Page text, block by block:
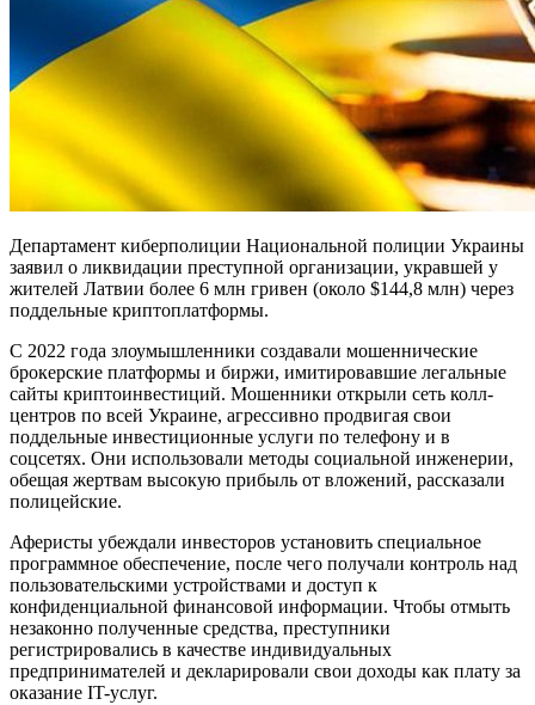
Департамент киберполиции Национальной полиции Украины
заявил о ликвидации преступной организации, укравшей у
жителей Латвии более 6 млн гривен (около $144,8 млн) через
поддельные криптоплатформы.
С 2022 года злоумышленники создавали мошеннические
брокерские платформы и биржи, имитировавшие легальные
сайты криптоинвестиций. Мошенники открыли сеть колл-
центров по всей Украине, агрессивно продвигая свои
поддельные инвестиционные услуги по телефону и в
соцсетях. Они использовали методы социальной инженерии,
обещая жертвам высокую прибыль от вложений, рассказали
полицейские.
Аферисты убеждали инвесторов установить специальное
программное обеспечение, после чего получали контроль над
пользовательскими устройствами и доступ к
конфиденциальной финансовой информации. Чтобы отмыть
незаконно полученные средства, преступники
регистрировались в качестве индивидуальных
предпринимателей и декларировали свои доходы как плату за
оказание IT-услуг.